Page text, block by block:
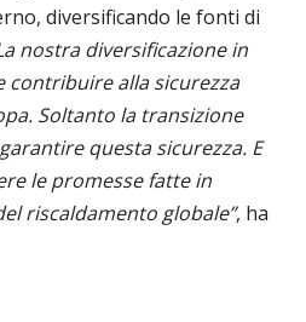
diversificando le fonti di
nostra diversificazione in
contribuire alla sicurezza
Soltanto la transizione
questa sicurezza. E
le promesse fatte in
riscaldamento globale”, ha